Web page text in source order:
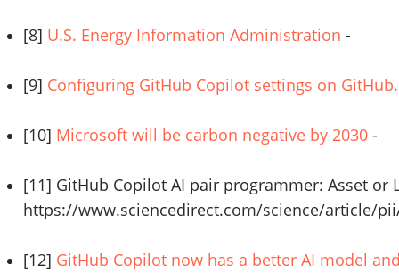
[8] U.S. Energy Information Administration -
[9] Configuring GitHub Copilot settings on
[10] Microsoft will be carbon negative by 2030 -
[11] GitHub Copilot AI pair programmer: Asset or
https://www.sciencedirect.com/science/article/pii/
[12] GitHub Copilot now has a better AI model